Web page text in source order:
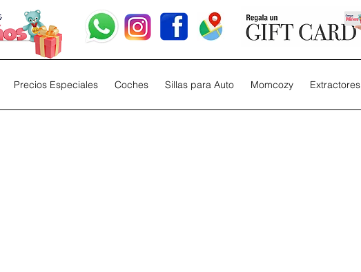
Precios Especiales Coches Sillas para Auto Momcozy Extractores